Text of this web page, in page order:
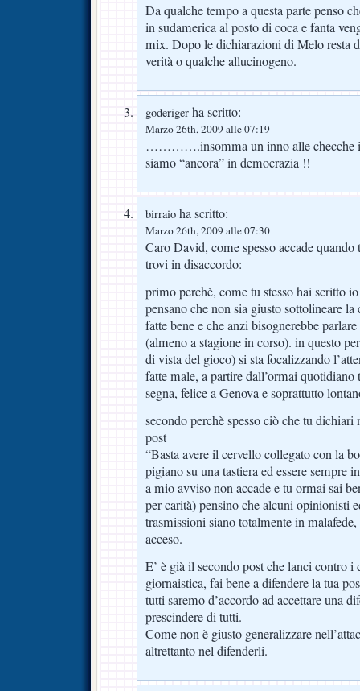
Da qualche tempo a questa parte penso
in sudamerica al posto di coca e fanta
mix. Dopo le dichiarazioni di Melo resta
verità o qualche allucinogeno.
goderiger ha scritto:
Marzo 26th, 2009 alle 07:19
………….insomma un inno alle checche
siamo “ancora” in democrazia !!
birraio ha scritto:
Marzo 26th, 2009 alle 07:30
Caro David, come spesso accade
trovi in disaccordo:
primo perchè, come tu stesso hai scritto
pensano che non sia giusto sottolineare la
fatte bene e che anzi bisognerebbe
(almeno a stagione in corso). in questo
di vista del gioco) si sta focalizzando
fatte male, a partire dall’ormai
segna, felice a Genova e soprattutto
secondo perchè spesso ciò che tu
post
“Basta avere il cervello collegato con la
pigiano su una tastiera ed essere sempre
a mio avviso non accade e tu ormai sai
per carità) pensino che alcuni opinionisti
trasmissioni siano totalmente in
acceso.
E’ è già il secondo post che lanci contro i
giornaistica, fai bene a difendere la tua
tutti saremo d’accordo ad accettare una
prescindere di tutti.
Come non è giusto generalizzare
altrettanto nel difenderli.